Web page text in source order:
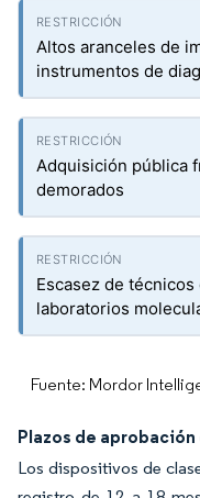
Altos aranceles de
instrumentos de
Adquisición pública
demorados
Escasez de
laboratorios
Fuente: Mordor
Plazos de
Los dispositivos de